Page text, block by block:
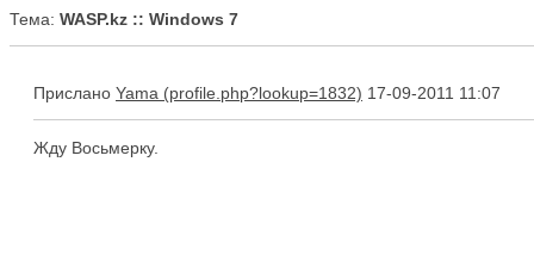
Тема: WASP.kz :: Windows 7
Прислано Yama 17-09-2011 11:07
Жду Восьмерку.